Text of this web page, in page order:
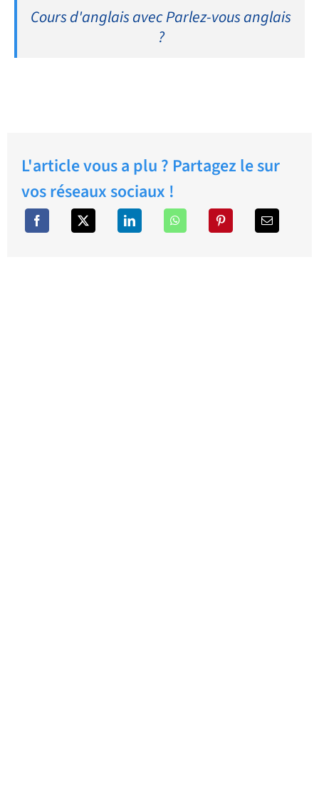
Cours d'anglais avec Parlez-vous anglais
?
L'article vous a plu ? Partagez le sur
vos réseaux sociaux !